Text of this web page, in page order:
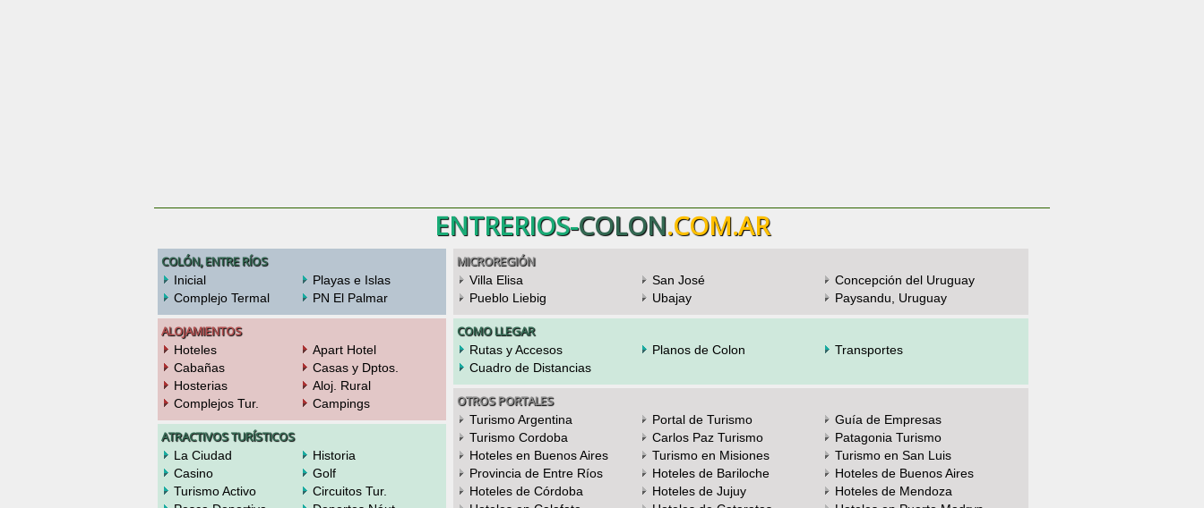
ENTRERIOS-COLON.COM.AR
COLÓN, ENTRE RÍOS
Inicial
Playas e Islas
Complejo Termal
PN El Palmar
ALOJAMIENTOS
Hoteles
Apart Hotel
Cabañas
Casas y Dptos.
Hosterias
Aloj. Rural
Complejos Tur.
Campings
ATRACTIVOS TURÍSTICOS
La Ciudad
Historia
Casino
Golf
Turismo Activo
Circuitos Tur.
MICROREGIÓN
Villa Elisa San José
Concepción del Uruguay
Pueblo Liebig
Ubajay Paysandu, Uruguay
COMO LLEGAR
Rutas y Accesos Planos de Colon
Transportes
Cuadro de Distancias
OTROS PORTALES
Turismo Argentina Portal de Turismo
Guía de Empresas
Turismo Cordoba
Carlos Paz Turismo
Patagonia Turismo
Hoteles en Buenos Aires
Turismo en Misiones
Turismo en San Luis
Provincia de Entre Ríos
Hoteles de Bariloche
Hoteles de Buenos Aires
Hoteles de Córdoba
Hoteles de Jujuy
Hoteles de Mendoza